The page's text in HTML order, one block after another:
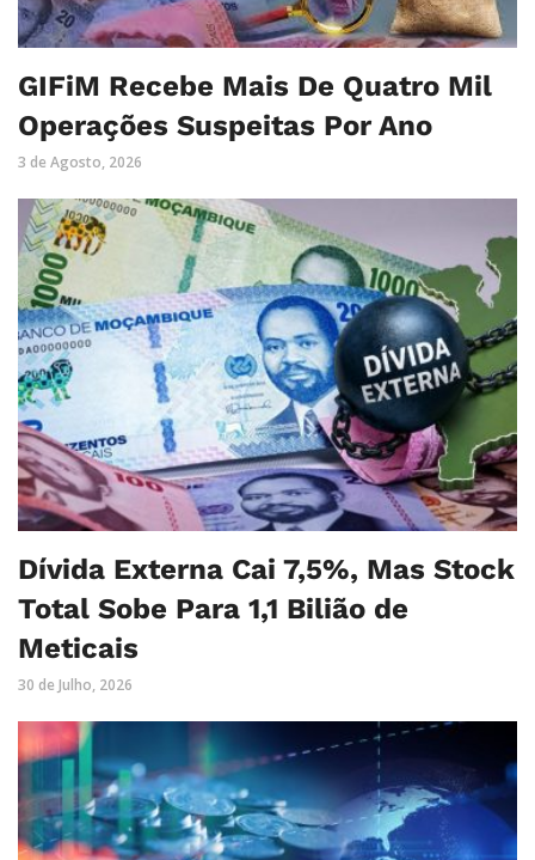
GIFiM Recebe Mais De Quatro Mil
Operações Suspeitas Por Ano
3 de Agosto, 2026
Dívida Externa Cai 7,5%, Mas Stock
Total Sobe Para 1,1 Bilião de
Meticais
30 de Julho, 2026